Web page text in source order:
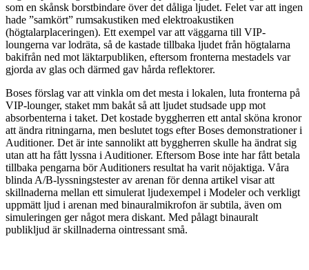
som en skånsk borstbindare över det dåliga ljudet. Felet var att ingen
hade ”samkört” rumsakustiken med elektroakustiken
(högtalarplaceringen). Ett exempel var att väggarna till VIP-
loungerna var lodräta, så de kastade tillbaka ljudet från högtalarna
bakifrån ned mot läktarpubliken, eftersom fronterna mestadels var
gjorda av glas och därmed gav hårda reflektorer.
Boses förslag var att vinkla om det mesta i lokalen, luta fronterna på
VIP-lounger, staket mm bakåt så att ljudet studsade upp mot
absorbenterna i taket. Det kostade byggherren ett antal sköna kronor
att ändra ritningarna, men beslutet togs efter Boses demonstrationer i
Auditioner. Det är inte sannolikt att byggherren skulle ha ändrat sig
utan att ha fått lyssna i Auditioner. Eftersom Bose inte har fått betala
tillbaka pengarna bör Auditioners resultat ha varit nöjaktiga. Våra
blinda A/B-lyssningstester av arenan för denna artikel visar att
skillnaderna mellan ett simulerat ljudexempel i Modeler och verkligt
uppmätt ljud i arenan med binauralmikrofon är subtila, även om
simuleringen ger något mera diskant. Med pålagt binauralt
publikljud är skillnaderna ointressant små.